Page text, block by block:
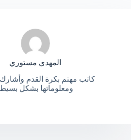
المهدي مستوري
كاتب مهتم بكرة القدم وأشارك
ومعلوماتها بشكل